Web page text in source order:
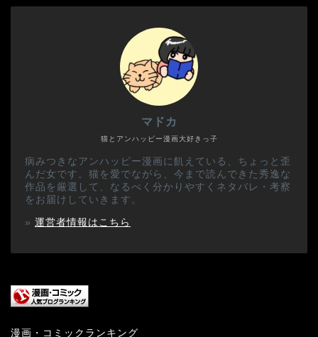
猫とアンハッピー漫画大好きっ子
マドカ
病みつきなアンハッピー漫画に飢えている、ちょっと歪
んだ女です。猫を愛でながら、今まで読んできた秀逸な
作品を厳選して、なるべく分かりやすくネタバレ・考察
をお届けしていきます。
» 運営者情報はこちら
漫画・コミックランキング